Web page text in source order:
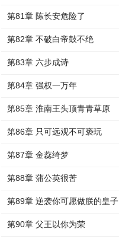
第81章 陈长安危险了
第82章 不破白帝鼓不绝
第83章 六步成诗
第84章 强权一万年
第85章 淮南王头顶青青草原
第86章 只可远观不可亵玩
第87章 金蕊绮梦
第88章 蒲公英很苦
第89章 逆袭你可愿做朕的皇子
第90章 父王以你为荣